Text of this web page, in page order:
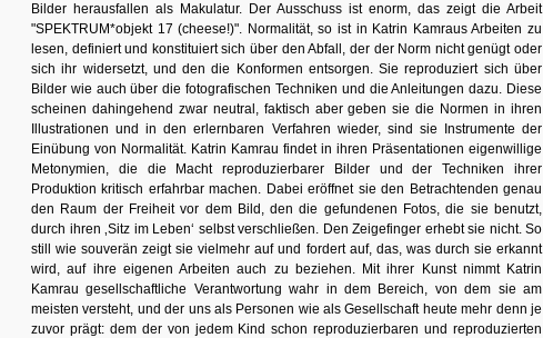
Bilder herausfallen als Makulatur. Der Ausschuss ist enorm, das zeigt die Arbeit
"SPEKTRUM*objekt 17 (cheese!)". Normalität, so ist in Katrin Kamraus Arbeiten zu
lesen, definiert und konstituiert sich über den Abfall, der der Norm nicht genügt oder
sich ihr widersetzt, und den die Konformen entsorgen. Sie reproduziert sich über
Bilder wie auch über die fotografischen Techniken und die Anleitungen dazu. Diese
scheinen dahingehend zwar neutral, faktisch aber geben sie die Normen in ihren
Illustrationen und in den erlernbaren Verfahren wieder, sind sie Instrumente der
Einübung von Normalität. Katrin Kamrau findet in ihren Präsentationen eigenwillige
Metonymien, die die Macht reproduzierbarer Bilder und der Techniken ihrer
Produktion kritisch erfahrbar machen. Dabei eröffnet sie den Betrachtenden genau
den Raum der Freiheit vor dem Bild, den die gefundenen Fotos, die sie benutzt,
durch ihren ‚Sitz im Leben‘ selbst verschließen. Den Zeigefinger erhebt sie nicht. So
still wie souverän zeigt sie vielmehr auf und fordert auf, das, was durch sie erkannt
wird, auf ihre eigenen Arbeiten auch zu beziehen. Mit ihrer Kunst nimmt Katrin
Kamrau gesellschaftliche Verantwortung wahr in dem Bereich, von dem sie am
meisten versteht, und der uns als Personen wie als Gesellschaft heute mehr denn je
zuvor prägt: dem der von jedem Kind schon reproduzierbaren und reproduzierten